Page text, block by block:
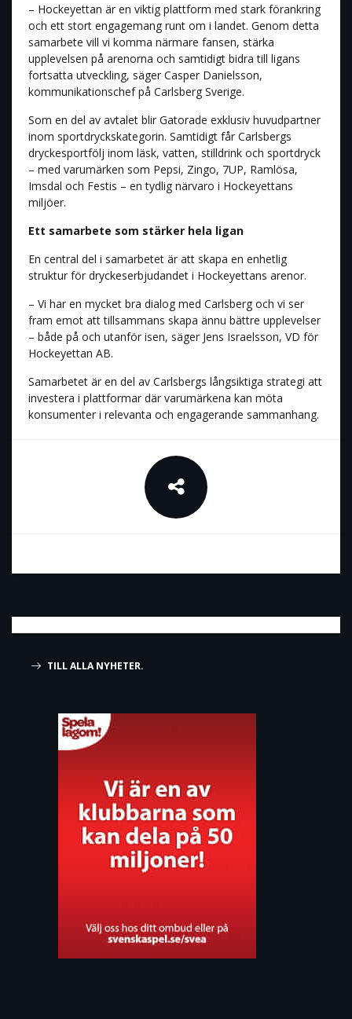
– Hockeyettan är en viktig plattform med stark förankring
och ett stort engagemang runt om i landet. Genom detta
samarbete vill vi komma närmare fansen, stärka
upplevelsen på arenorna och samtidigt bidra till ligans
fortsatta utveckling, säger Casper Danielsson,
kommunikationschef på Carlsberg Sverige.
Som en del av avtalet blir Gatorade exklusiv huvudpartner
inom sportdryckskategorin. Samtidigt får Carlsbergs
dryckesportfölj inom läsk, vatten, stilldrink och sportdryck
– med varumärken som Pepsi, Zingo, 7UP, Ramlösa,
Imsdal och Festis – en tydlig närvaro i Hockeyettans
miljöer.
Ett samarbete som stärker hela ligan
En central del i samarbetet är att skapa en enhetlig
struktur för dryckeserbjudandet i Hockeyettans arenor.
– Vi har en mycket bra dialog med Carlsberg och vi ser
fram emot att tillsammans skapa ännu bättre upplevelser
– både på och utanför isen, säger Jens Israelsson, VD för
Hockeyettan AB.
Samarbetet är en del av Carlsbergs långsiktiga strategi att
investera i plattformar där varumärkena kan möta
konsumenter i relevanta och engagerande sammanhang.
TILL ALLA NYHETER.